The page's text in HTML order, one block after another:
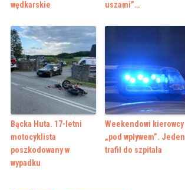
wędkarskie
uszami”…
Bącka Huta. 17-letni
motocyklista
poszkodowany w
wypadku
Weekendowi kierowcy
„pod wpływem”. Jeden
trafił do szpitala